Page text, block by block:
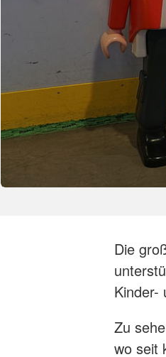
Die
Kinder-
Zu
wo seit